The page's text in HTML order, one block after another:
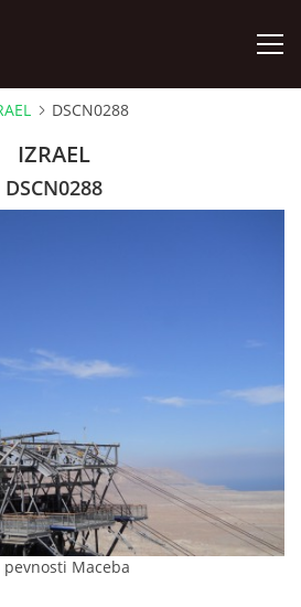
DSCN0288
IZRAEL
DSCN0288
pevnosti Maceba